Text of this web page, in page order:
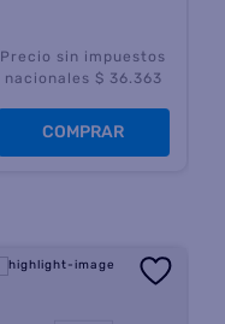
Precio sin impuestos
nacionales $ 36.363
COMPRAR